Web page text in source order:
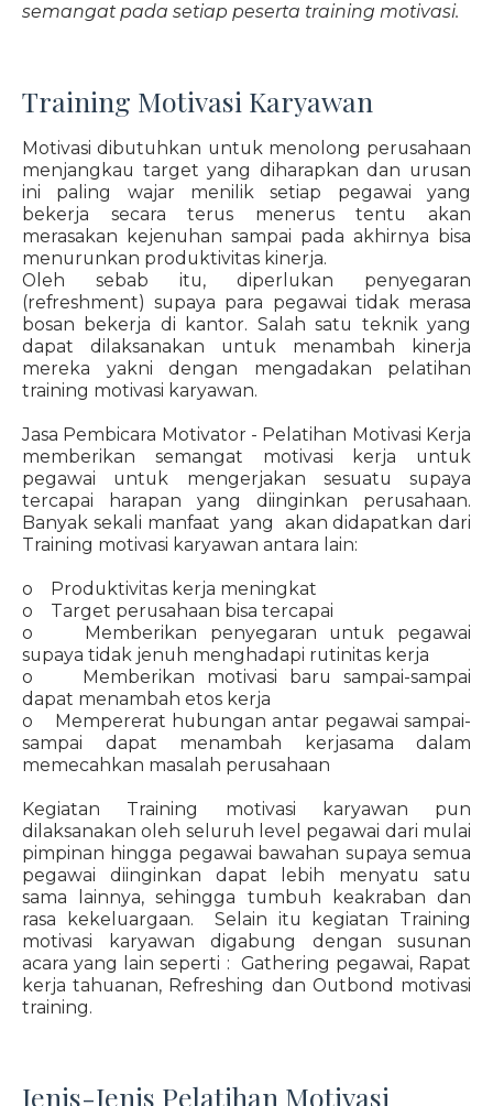
semangat pada setiap peserta training motivasi.
Training Motivasi Karyawan
Motivasi dibutuhkan untuk menolong perusahaan
menjangkau target yang diharapkan dan urusan
ini paling wajar menilik setiap pegawai yang
bekerja secara terus menerus tentu akan
merasakan kejenuhan sampai pada akhirnya bisa
menurunkan produktivitas kinerja.
Oleh sebab itu, diperlukan penyegaran
(refreshment) supaya para pegawai tidak merasa
bosan bekerja di kantor. Salah satu teknik yang
dapat dilaksanakan untuk menambah kinerja
mereka yakni dengan mengadakan pelatihan
training motivasi karyawan.
Jasa Pembicara Motivator - Pelatihan Motivasi Kerja
memberikan semangat motivasi kerja untuk
pegawai untuk mengerjakan sesuatu supaya
tercapai harapan yang diinginkan perusahaan.
Banyak sekali manfaat yang akan didapatkan dari
Training motivasi karyawan antara lain:
o Produktivitas kerja meningkat
o Target perusahaan bisa tercapai
o Memberikan penyegaran untuk pegawai
supaya tidak jenuh menghadapi rutinitas kerja
o Memberikan motivasi baru sampai-sampai
dapat menambah etos kerja
o Mempererat hubungan antar pegawai sampai-
sampai dapat menambah kerjasama dalam
memecahkan masalah perusahaan
Kegiatan Training motivasi karyawan pun
dilaksanakan oleh seluruh level pegawai dari mulai
pimpinan hingga pegawai bawahan supaya semua
pegawai diinginkan dapat lebih menyatu satu
sama lainnya, sehingga tumbuh keakraban dan
rasa kekeluargaan. Selain itu kegiatan Training
motivasi karyawan digabung dengan susunan
acara yang lain seperti : Gathering pegawai, Rapat
kerja tahuanan, Refreshing dan Outbond motivasi
training.
Jenis-Jenis Pelatihan Motivasi